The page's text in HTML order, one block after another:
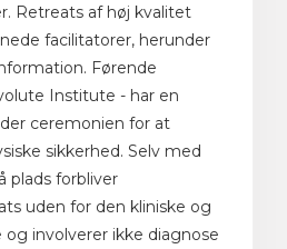
Retreats af høj kvalitet
facilitatorer, herunder
Førende
Institute - har en
ceremonien for at
sikkerhed. Selv med
plads forbliver
uden for den kliniske og
involverer ikke diagnose